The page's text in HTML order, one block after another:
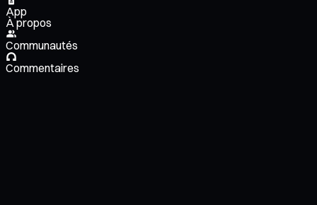
App
À propos
Communautés
Commentaires